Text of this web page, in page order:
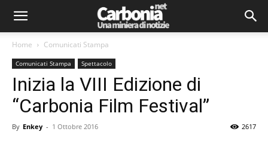
Home Comunicati Stampa
Comunicati Stampa Spettacolo
Inizia la VIII Edizione di
“Carbonia Film Festival”
By Enkey - 1 Ottobre 2016 2617